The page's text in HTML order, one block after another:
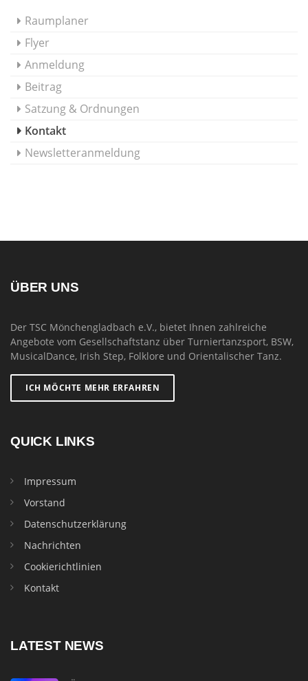
Raumplaner
Flyer
Anmeldung
Beitrag
Satzung & Ordnungen
Kontakt
Newsletteranmeldung
ÜBER UNS
Der TSC Mönchengladbach e.V., bietet Ihnen zahlreiche
Angebote vom Gesellschaftstanz über Turniertanzsport, BSW,
MusicalDance, Irish Step, Folklore und Orientalischer Tanz.
ICH MÖCHTE MEHR ERFAHREN
QUICK LINKS
Impressum
Vorstand
Datenschutzerklärung
Nachrichten
Cookierichtlinien
Kontakt
LATEST NEWS